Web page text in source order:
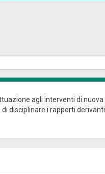
agli interventi di nuova
disciplinare i rapporti derivanti